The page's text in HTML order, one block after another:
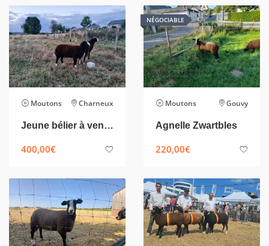
Moutons Charneux
Jeune bélier à vendre
400,00€
NÉGOCIABLE
Moutons Gouvy
Agnelle Zwartbles
220,00€